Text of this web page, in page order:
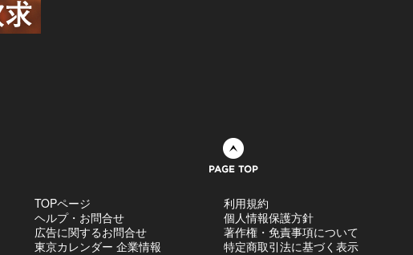
TOPページ
ヘルプ・お問合せ
広告に関するお問合せ
東京カレンダー 企業情報
利用規約
個人情報保護方針
著作権・免責事項について
特定商取引法に基づく表示